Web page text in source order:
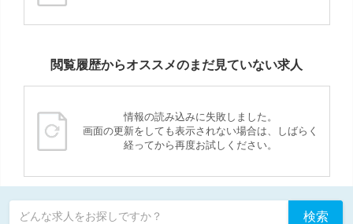
閲覧履歴からオススメのまだ見ていない求人
情報の読み込みに失敗しました。
画面の更新をしても表示されない場合は、しばらく
経ってから再度お試しください。
どんな求人をお探しですか？ 検索